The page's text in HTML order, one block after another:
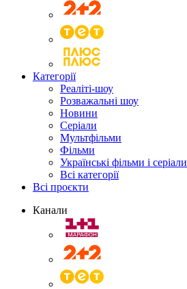
Категорії
Реаліті-шоу
Розважальні шоу
Новини
Серіали
Мультфільми
Фільми
Українські фільми і серіали
Всі категорії
Всі проєкти
Канали